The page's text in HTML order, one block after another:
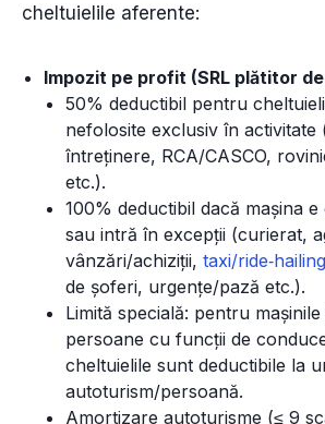
cheltuielile aferente:
Impozit pe profit (SRL plătitor
50% deductibil pentru
nefolosite exclusiv în activitate
întreținere, RCA/CASCO,
etc.).
100% deductibil dacă mașina
sau intră în excepții (curierat,
vânzări/achiziții, taxi/ride‑hailing
de șoferi, urgențe/pază etc.).
Limită specială: pentru
persoane cu funcții de
cheltuielile sunt deductibile la
autoturism/persoană.
Amortizare autoturisme (≤ 9